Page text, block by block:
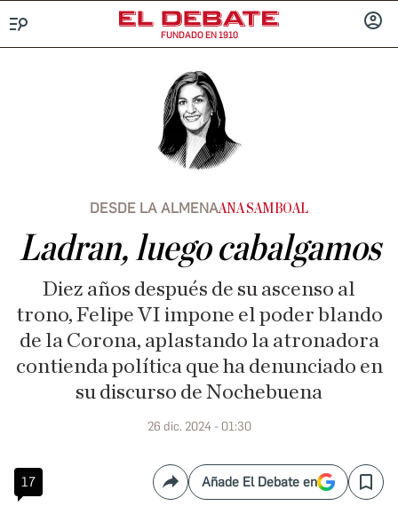
FUNDADO EN 1910
DESDE LA ALMENAANA SAMBOAL
Ladran, luego cabalgamos
Diez años después de su ascenso al
trono, Felipe VI impone el poder blando
de la Corona, aplastando la atronadora
contienda política que ha denunciado en
su discurso de Nochebuena
26 dic. 2024 - 01:30
17 CompartirAñade El Debate en Save